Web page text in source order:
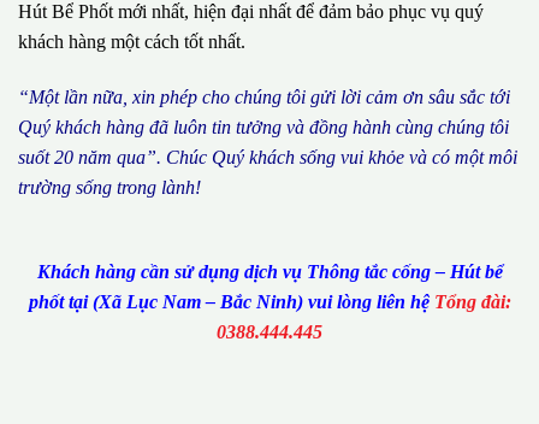
Hút Bể Phốt mới nhất, hiện đại nhất để đảm bảo phục vụ quý
khách hàng một cách tốt nhất.
“Một lần nữa, xin phép cho chúng tôi gửi lời cảm ơn sâu sắc tới
Quý khách hàng đã luôn tin tưởng và đồng hành cùng chúng tôi
suốt 20 năm qua”. Chúc Quý khách sống vui khỏe và có một môi
trường sống trong lành!
Khách hàng cần sử dụng dịch vụ Thông tắc cống – Hút bể
phốt tại (Xã Lục Nam – Bắc Ninh) vui lòng liên hệ Tổng đài:
0388.444.445